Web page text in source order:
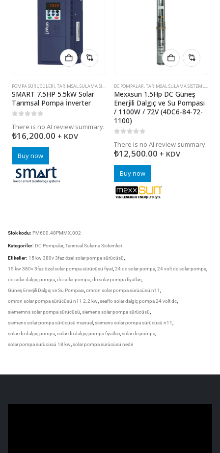
POMPA SÜRÜCÜLERI TARIMSAL SULAMA SISTEMLERI
SMART 7.5HP 5.5kW Solar
Tarımsal Pompa İnverter
There is no AI review summary.
₺16,200.00 + KDV
Buy now
DC POMPALAR TARIMSAL SULAMA SISTEMLERI
Mexxsun 1.5Hp DC Güneş
Enerjili Dalgıç ve Su Pompası
/ 1100W / 72V (4DC6-84-72-
1100)
There is no AI review summary.
₺12,500.00 + KDV
Buy now
Stok kodu: PM600.48PMMX.002
Kategoriler: DC Pompalar, Tarımsal Sulama Sistemleri
Etiketler: 15 kw 380v 3faz özel solar pompa sürücüsü,
15 kw 380v 3faz özel solar pompa sürücüsü fiyat,24 dc solar pompa,24 volt dc solar pompa,
dc solar dalgıç pompa,dc solar pompa,dc solar pompa fiyatları,
Güneş Enerjili Dalgıç ve Su Pompası,omron solar pompa sürücüsü n11,
omron solar pompa sürücüsü n11 2.2 kw,seaflo solar dalgiç pompa 24 volt dc,
siememns solar pompa sürücüsü,siemens solar pompa sürücüsü,
siemens solar pompa sürücüsü manuel,siemens solar pompa sürücüsü n11,
solar dc dalgıç pompa,solar dc dalgıç pompa fiyatları,solar dc pompa,
solar pompa sürücüsü 18 kw,solar pompa sürücüsü nedir